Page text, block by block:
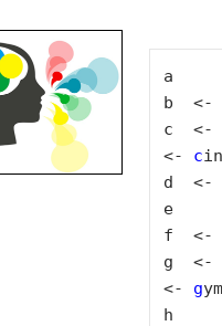
a
b  <-
c  <-
<- c
d  <-
e
f  <-
g  <-
<- gym
h